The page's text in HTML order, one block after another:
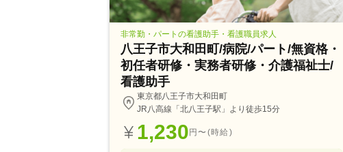
非常勤・パートの看護助手・看護職員求人
八王子市大和田町/病院/パート/無資格・
初任者研修・実務者研修・介護福祉士/
看護助手
東京都八王子市大和田町
JR八高線「北八王子駅」より徒歩15分
1,230円〜(時給)